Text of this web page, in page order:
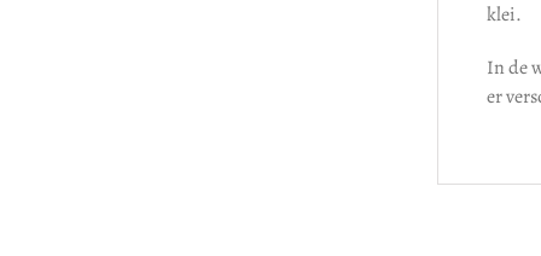
klei.
In de
er